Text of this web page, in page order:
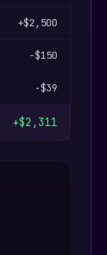
+$2,500
-$150
-$39
+$2,311